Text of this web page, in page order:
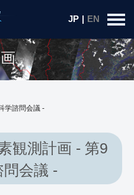
JP | EN
学諮問会議 -
観測計画 - 第9
問会議 -